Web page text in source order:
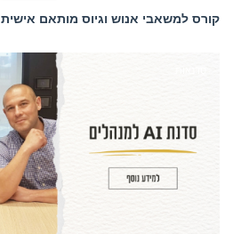
קורס למשאבי אנוש וגיוס מותאם אישית